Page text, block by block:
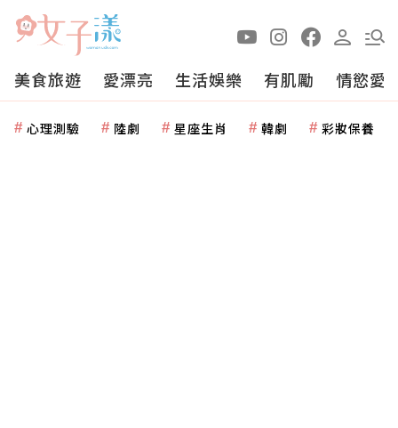
美食旅遊 愛漂亮 生活娛樂 有肌勵 情慾愛
心理測驗 陸劇 星座生肖 韓劇 彩妝保養